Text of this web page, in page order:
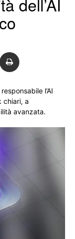
l’AI
chiari, a
avanzata.